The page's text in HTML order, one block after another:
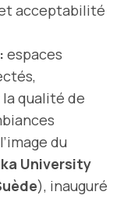
acceptabilité
espaces
qualité de
du
University
), inauguré